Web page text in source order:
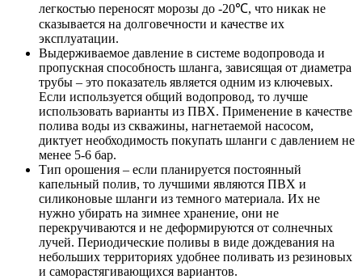
легкостью переносят морозы до -20℃, что никак не
сказывается на долговечности и качестве их
эксплуатации.
Выдерживаемое давление в системе водопровода и
пропускная способность шланга, зависящая от диаметра
трубы – это показатель является одним из ключевых.
Если используется общий водопровод, то лучше
использовать варианты из ПВХ. Применение в качестве
полива воды из скважины, нагнетаемой насосом,
диктует необходимость покупать шланги с давлением не
менее 5-6 бар.
Тип орошения – если планируется постоянный
капельный полив, то лучшими являются ПВХ и
силиконовые шланги из темного материала. Их не
нужно убирать на зимнее хранение, они не
перекручиваются и не деформируются от солнечных
лучей. Периодические поливы в виде дождевания на
небольших территориях удобнее поливать из резиновых
и саморастягивающихся вариантов.